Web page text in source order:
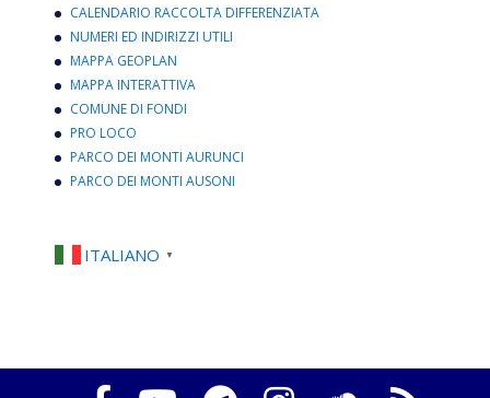
CALENDARIO RACCOLTA DIFFERENZIATA
NUMERI ED INDIRIZZI UTILI
MAPPA GEOPLAN
MAPPA INTERATTIVA
COMUNE DI FONDI
PRO LOCO
PARCO DEI MONTI AURUNCI
PARCO DEI MONTI AUSONI
ITALIANO ▼